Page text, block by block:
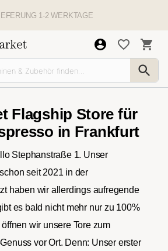
KAFFEE-VERSAND AB 49,00 €
Flagship Store für
in Frankfurt
Stephanstraße 1. Unser
seit 2021 in der
haben wir allerdings aufregende
es bald nicht mehr nur zu 100%
wir unsere Tore zum
vor Ort. Denn: Unser erster